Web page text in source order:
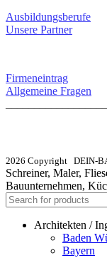
Ausbildungsberufe
Unsere Partner
Firmeneintrag
Allgemeine Fragen
2026 Copyright DEIN-
Schreiner, Maler,
Bauunternehmen,
Architekten /
Baden
Bayern